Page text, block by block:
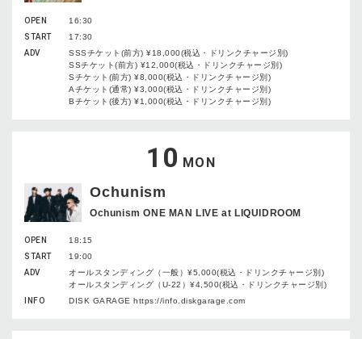
OPEN
16:30
START
17:30
ADV
SSSチケット(前方) ¥18,000(税込・ドリンクチャージ別)
SSチケット(前方) ¥12,000(税込・ドリンクチャージ別)
Sチケット(前方) ¥8,000(税込・ドリンクチャージ別)
Aチケット(通常) ¥3,000(税込・ドリンクチャージ別)
Bチケット(後方) ¥1,000(税込・ドリンクチャージ別)
10 MON
Ochunism
Ochunism ONE MAN LIVE at LIQUIDROOM
OPEN
18:15
START
19:00
ADV
オールスタンディング（一般）¥5,000(税込・ドリンクチャージ別)
オールスタンディング（U-22）¥4,500(税込・ドリンクチャージ別)
INFO
DISK GARAGE https://info.diskgarage.com